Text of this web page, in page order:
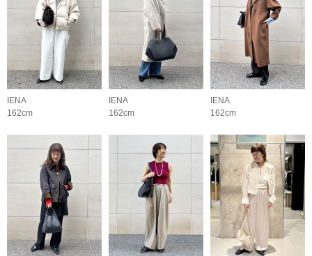
IENA
162cm
IENA
162cm
IENA
162cm